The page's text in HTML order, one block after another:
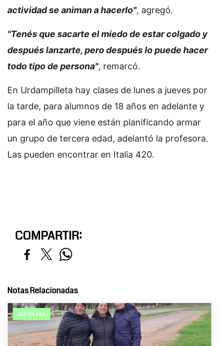
actividad se animan a hacerlo", agregó.
"Tenés que sacarte el miedo de estar colgado y
después lanzarte, pero después lo puede hacer
todo tipo de persona", remarcó.
En Urdampilleta hay clases de lunes a jueves por
la tarde, para alumnos de 18 años en adelante y
para el año que viene están planificando armar
un grupo de tercera edad, adelantó la profesora.
Las pueden encontrar en Italia 420.
COMPARTIR:
Notas Relacionadas
DEPORTES